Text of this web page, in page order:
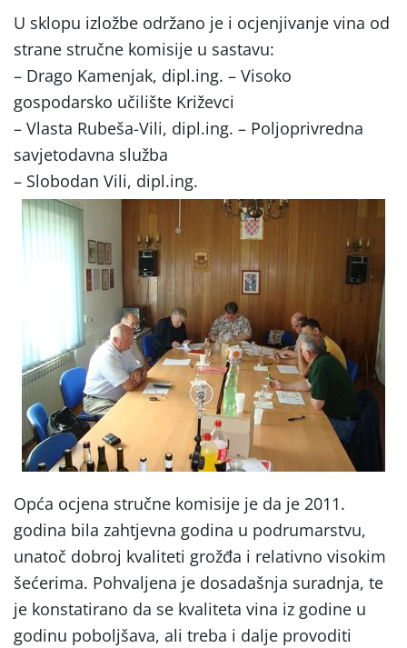
U sklopu izložbe održano je i ocjenjivanje vina od
strane stručne komisije u sastavu:
– Drago Kamenjak, dipl.ing. – Visoko
gospodarsko učilište Križevci
– Vlasta Rubeša-Vili, dipl.ing. – Poljoprivredna
savjetodavna služba
– Slobodan Vili, dipl.ing.
Opća ocjena stručne komisije je da je 2011.
godina bila zahtjevna godina u podrumarstvu,
unatoč dobroj kvaliteti grožđa i relativno visokim
šećerima. Pohvaljena je dosadašnja suradnja, te
je konstatirano da se kvaliteta vina iz godine u
godinu poboljšava, ali treba i dalje provoditi